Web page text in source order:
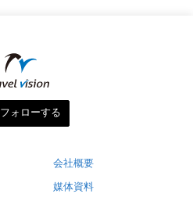
フォローする
会社概要
媒体資料